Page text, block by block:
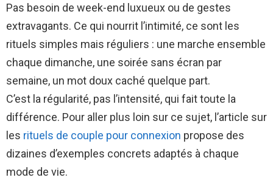
Pas besoin de week-end luxueux ou de gestes
extravagants. Ce qui nourrit l’intimité, ce sont les
rituels simples mais réguliers : une marche ensemble
chaque dimanche, une soirée sans écran par
semaine, un mot doux caché quelque part.
C’est la régularité, pas l’intensité, qui fait toute la
différence. Pour aller plus loin sur ce sujet, l’article sur
les rituels de couple pour connexion propose des
dizaines d’exemples concrets adaptés à chaque
mode de vie.